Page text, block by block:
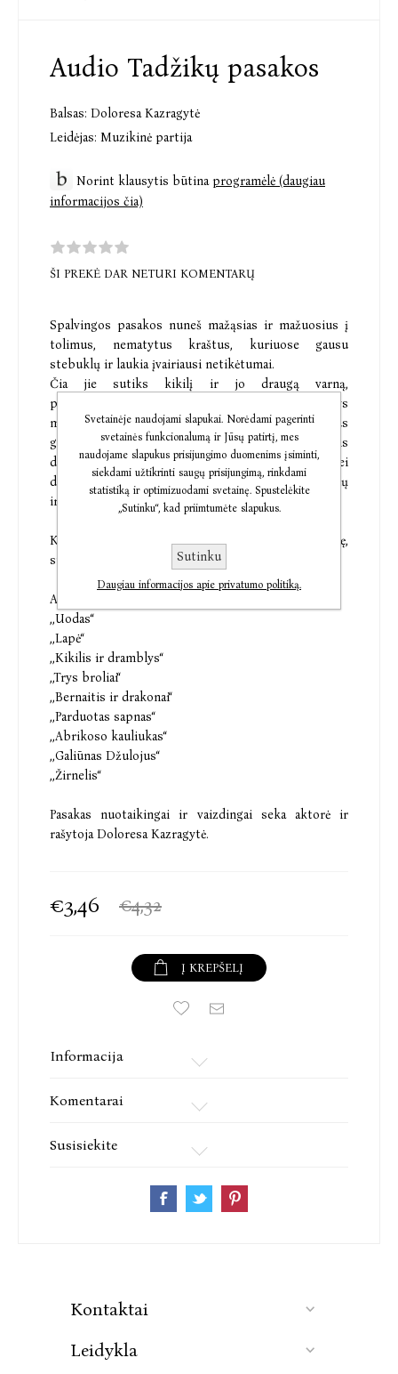
Audio Tadžikų pasakos
Balsas: Doloresa Kazragytė
Leidėjas: Muzikinė partija
Norint klausytis būtinaprogramėlė (daugiau
informacijos čia)
ŠI PREKĖ DAR NETURI KOMENTARŲ
Spalvingos pasakos nuneš mažąsias ir mažuosius į
tolimus, nematytus kraštus, kuriuose gausu
stebuklų ir laukia įvairiausi netikėtumai.
Čia jie sutiks kikilį ir jo draugą varną,
parodysiančius, jog padėdami vieni kitiems net patys
mažiausieji ir silpniausieji įveikia didžiausius
galiūnus. Lauks gudri ir klastinga lapė, net su pačiais
drakonais nepabūgęs kautis galiūnas Džulojus bei
daug kitų – gerų ir piktų, mažų ir didelių, fantastinių
ir įdomių – pasakų veikėjų.
Klausydami audiopasakų vaikai lavins vaizduotę,
susipažins su tadžikų pasakomis.
Audioknygoje rasite devynias pasakas:
,,Uodas‘‘
,,Lapė‘‘
,,Kikilis ir dramblys‘‘
,,Trys broliai‘‘
,,Bernaitis ir drakonai‘‘
,,Parduotas sapnas‘‘
,,Abrikoso kauliukas‘‘
,,Galiūnas Džulojus‘‘
,,Žirnelis‘‘
Pasakas nuotaikingai ir vaizdingai seka aktorė ir
rašytoja Doloresa Kazragytė.
€3,46 €4,32
Į KREPŠELĮ
Informacija
Komentarai
Susisiekite
Kontaktai
Leidykla
Svetainėje naudojami slapukai. Norėdami pagerinti
svetainės funkcionalumą ir Jūsų patirtį, mes
naudojame slapukus prisijungimo duomenims įsiminti,
siekdami užtikrinti saugų prisijungimą, rinkdami
statistiką ir optimizuodami svetainę. Spustelėkite
„Sutinku“, kad priimtumėte slapukus.
Sutinku
Daugiau informacijos apie privatumo politiką.